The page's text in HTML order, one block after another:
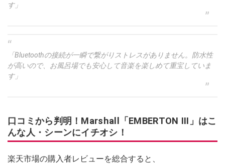
す」
「Bluetoothの接続が一瞬で繋がりストレスがありません。防水性
が高いので、お風呂場でも安心して音楽を楽しめて重宝していま
す」
口コミから判明！Marshall「EMBERTON III」はこ
んな人・シーンにイチオシ！
楽天市場の購入者レビューを総合すると、